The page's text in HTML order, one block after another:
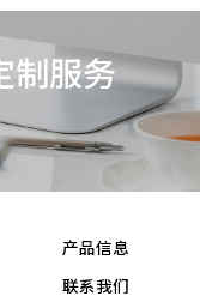
制服务
产品信息
联系我们